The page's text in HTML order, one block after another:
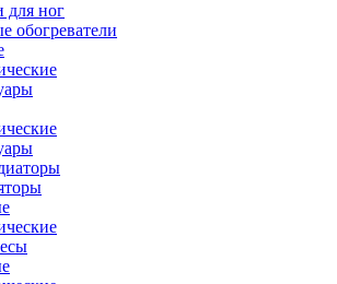
для ног
обогреватели